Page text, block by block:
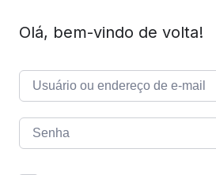
Olá, bem-vindo de volta!